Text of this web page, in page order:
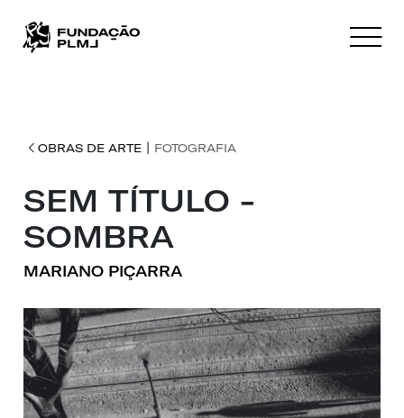
OBRAS DE ARTE| FOTOGRAFIA
SEM TÍTULO -
SOMBRA
MARIANO PIÇARRA